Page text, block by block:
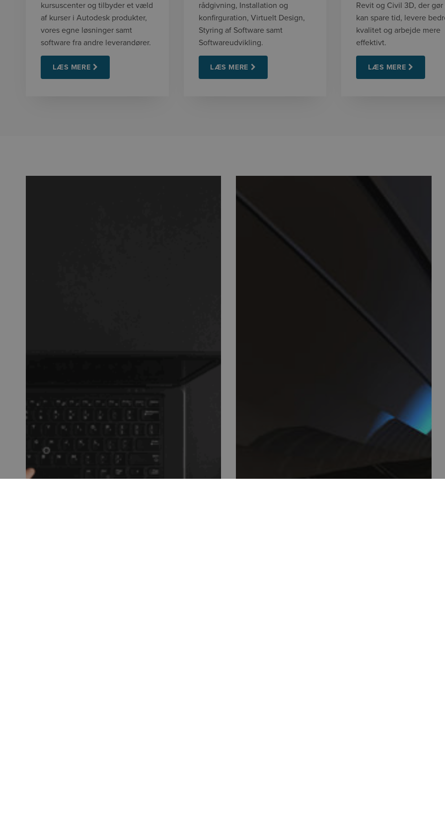
kursuscenter og tilbyder et væld
af kurser i Autodesk produkter,
vores egne løsninger samt
software fra andre leverandører.
LÆS MERE
rådgivning, Installation og
konfirguration, Virtuelt Design,
Styring af Software samt
Softwareudvikling.
LÆS MERE
Revit og Civil 3D, der gør
kan spare tid, levere
kvalitet og arbejde mere
effektivt.
LÆS MERE